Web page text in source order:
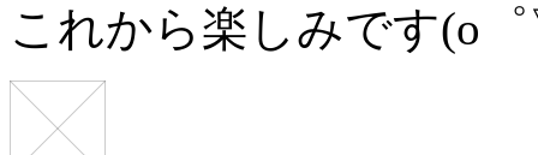
これから楽しみです(o